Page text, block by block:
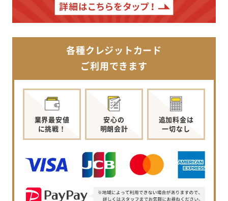
各種クレジットカード
ご利用できます
業界最安値
に挑戦！
安心の
明朗会計
追加料金は
一切なし